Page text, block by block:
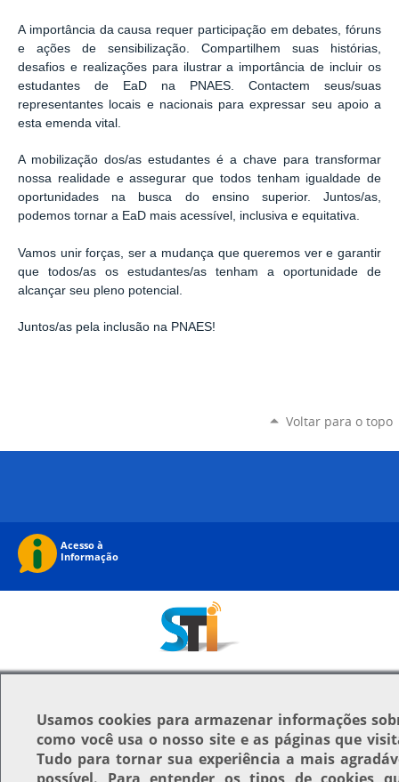
A importância da causa requer participação em debates, fóruns
e ações de sensibilização. Compartilhem suas histórias,
desafios e realizações para ilustrar a importância de incluir os
estudantes de EaD na PNAES. Contactem seus/suas
representantes locais e nacionais para expressar seu apoio a
esta emenda vital.
A mobilização dos/as estudantes é a chave para transformar
nossa realidade e assegurar que todos tenham igualdade de
oportunidades na busca do ensino superior. Juntos/as,
podemos tornar a EaD mais acessível, inclusiva e equitativa.
Vamos unir forças, ser a mudança que queremos ver e garantir
que todos/as os estudantes/as tenham a oportunidade de
alcançar seu pleno potencial.
Juntos/as pela inclusão na PNAES!
Voltar para o topo
Usamoscookies para armazenar informações
como você usa o nosso site e as páginas que
Tudo para tornar sua experiência a mais